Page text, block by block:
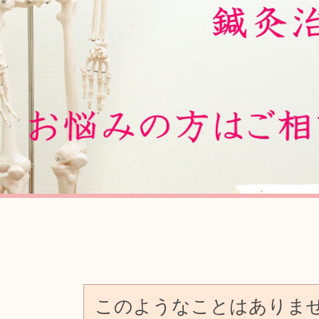
このようなことはありま